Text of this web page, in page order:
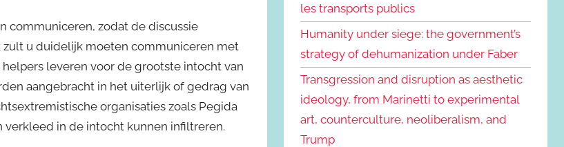
communiceren, zodat de discussie
zult u duidelijk moeten communiceren met
leveren voor de grootste intocht van
aangebracht in het uiterlijk of gedrag van
organisaties zoals Pegida
verkleed in de intocht kunnen infiltreren.
les transports publics
Humanity under siege: the government’s
strategy of dehumanization under Faber
Transgression and disruption as aesthetic
ideology, from Marinetti to experimental
art, counterculture, neoliberalism, and
Trump